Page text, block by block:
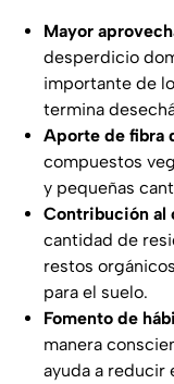
Mayor
desperdicio
importante de
termina
Aporte de fibra
compuestos
y pequeñas
Contribución al
cantidad de
restos
para el suelo.
Fomento de
manera
ayuda a reducir